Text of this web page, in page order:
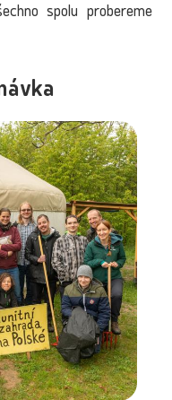
spolu probereme